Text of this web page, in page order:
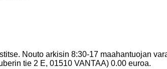
Nouto arkisin 8:30-17 maahantuojan
tie 2 E, 01510 VANTAA) 0.00 euroa.